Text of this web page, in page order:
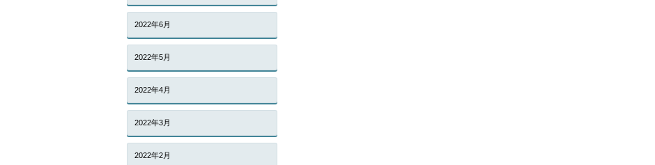
2022年6月
2022年5月
2022年4月
2022年3月
2022年2月